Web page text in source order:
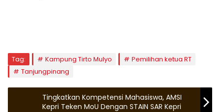
Tag: Kampung Tirto Mulyo
Pemilihan ketua RT
Tanjungpinang
Tingkatkan Kompetensi Mahasiswa, AMSI
Kepri Teken MoU Dengan STAIN SAR Kepri